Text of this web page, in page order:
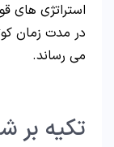
استراتژی های
در مدت زمان
می رساند.
تکیه بر